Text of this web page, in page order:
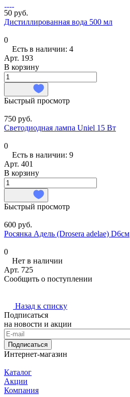
50 руб.
Дистиллированная вода 500 мл
0
Есть в наличии: 4
Арт. 193
В корзину
Быстрый просмотр
750 руб.
Светодиодная лампа Uniel 15 Вт
0
Есть в наличии: 9
Арт. 401
В корзину
Быстрый просмотр
600 руб.
Росянка Адель (Drosera adelae) D6см
0
Нет в наличии
Арт. 725
Сообщить о поступлении
Назад к списку
Подписаться
на новости и акции
Подписаться
Интернет-магазин
Каталог
Акции
Компания